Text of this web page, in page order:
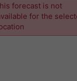
forecast is not
for the